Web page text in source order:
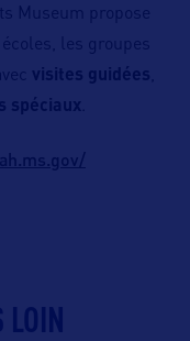
Museum propose
les groupes
visites guidées
spéciaux
LOIN